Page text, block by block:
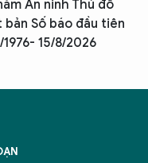
An ninh Thủ đô
bản Số báo đầu tiên
1976- 15/8/2026